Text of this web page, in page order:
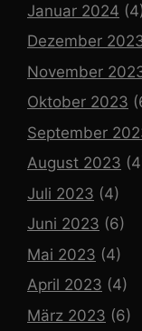
Januar 2024
Dezember
November
Oktober 2023
September
August 2023
Juli 2023 (4)
Juni 2023 (6)
Mai 2023 (4)
April 2023 (4)
März 2023 (6)